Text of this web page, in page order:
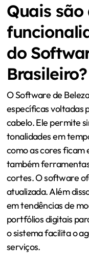
Quais são
do
Brasileiro?
O Software de
específicas voltadas
cabelo. Ele permite
tonalidades em
como as cores ficam
também
cortes. O software
atualizada. Além
em tendências de
portfólios digitais
o sistema facilita o
serviços.